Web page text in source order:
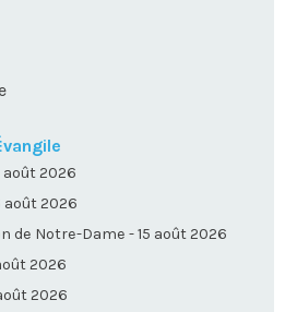
août 2026
août 2026
de Notre-Dame - 15 août 2026
2026
2026